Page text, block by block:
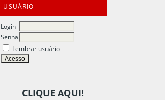
USUÁRIO
Login
Senha
Lembrar usuário
CLIQUE AQUI!